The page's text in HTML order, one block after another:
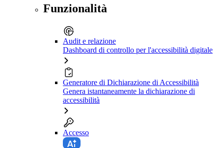
Funzionalità
Audit e relazione
Dashboard di controllo per l'accessibilità digitale
Generatore di Dichiarazione di Accessibilità
Genera istantaneamente la dichiarazione di
accessibilità
Accesso